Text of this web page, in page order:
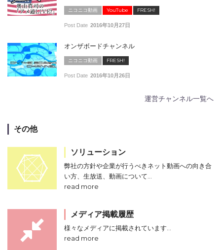
ニコニコ動画 YouTube FRESH!
Post Date 2016年10月27日
オンザボードチャンネル
ニコニコ動画 FRESH!
Post Date 2016年10月26日
運営チャンネル一覧へ
その他
ソリューション
弊社の方針や企業が行うべきネット動画への向き合
い方、生放送、動画について…
read more
メディア掲載履歴
様々なメディアに掲載されています…
read more